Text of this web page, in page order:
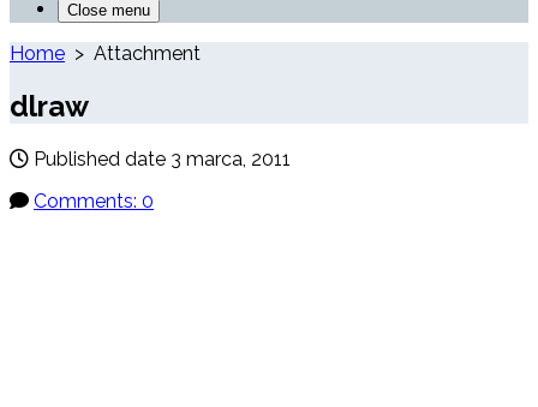
Close menu
Home > Attachment
dlraw
Published date 3 marca, 2011
Comments: 0